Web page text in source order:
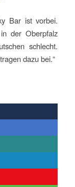
Bar ist vorbei.
der Oberpfalz
schlecht.
dazu bei.“